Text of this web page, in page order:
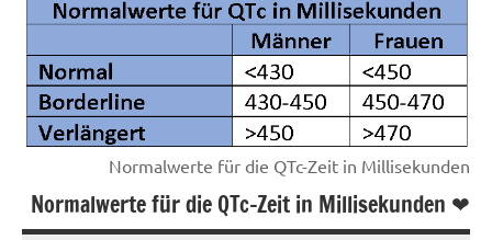
Austria
Normalwerte für die QTc-Zeit in Millisekunden
❤ Normalwerte für die QTc-Zeit in Millisekunden